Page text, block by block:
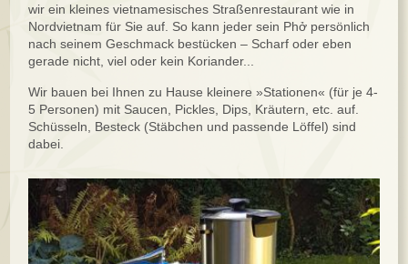
wir ein kleines vietnamesisches Straßenrestaurant wie in
Nordvietnam für Sie auf. So kann jeder sein Phở persönlich
nach seinem Geschmack bestücken – Scharf oder eben
gerade nicht, viel oder kein Koriander...
Wir bauen bei Ihnen zu Hause kleinere »Stationen« (für je 4-
5 Personen) mit Saucen, Pickles, Dips, Kräutern, etc. auf.
Schüsseln, Besteck (Stäbchen und passende Löffel) sind
dabei.